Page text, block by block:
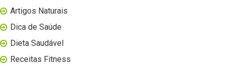
Artigos Naturais
Dica de Saúde
Dieta Saudável
Receitas Fitness